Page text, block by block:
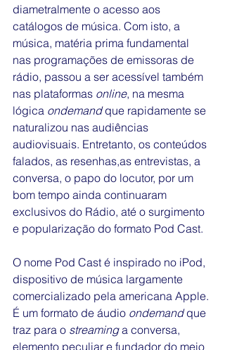
diametralmente o acesso aos
catálogos de música. Com isto, a
música, matéria prima fundamental
nas programações de emissoras de
rádio, passou a ser acessível também
nas plataformas online, na mesma
lógica ondemand que rapidamente se
naturalizou nas audiências
audiovisuais. Entretanto, os conteúdos
falados, as resenhas,as entrevistas, a
conversa, o papo do locutor, por um
bom tempo ainda continuaram
exclusivos do Rádio, até o surgimento
e popularização do formato Pod Cast.
O nome Pod Cast é inspirado no iPod,
dispositivo de música largamente
comercializado pela americana Apple.
É um formato de áudio ondemand que
traz para o streaming a conversa,
elemento peculiar e fundador do meio